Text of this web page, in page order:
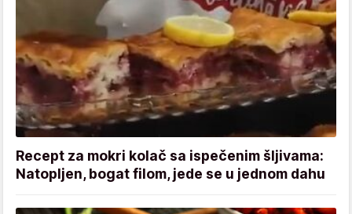
Recept za mokri kolač sa ispečenim šljivama:
Natopljen, bogat filom, jede se u jednom dahu